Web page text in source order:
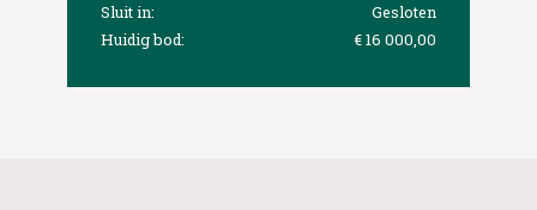
Sluit in:
Gesloten
Huidig bod:
€ 16 000,00